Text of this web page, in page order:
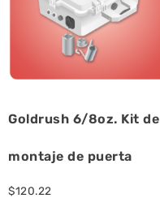
Goldrush 6/8oz. Kit de
montaje de puerta
$120.22